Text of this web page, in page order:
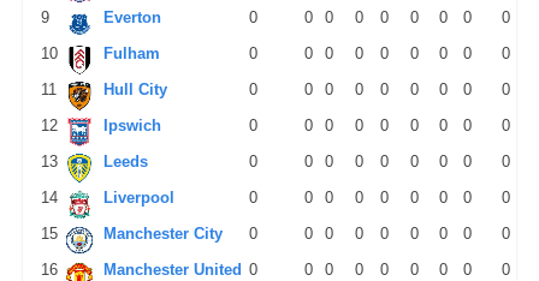
9 Everton 0 0 0 0 0 0 0 0
0
10
Fulham 0 0 0 0 0 0 0 0
0
11
Hull City 0 0 0 0 0 0 0 0
0
12
Ipswich 0 0 0 0 0 0 0 0
0
13
Leeds 0 0 0 0 0 0 0 0
0
14
Liverpool 0 0 0 0 0 0 0 0
0
15
Manchester City 0 0 0 0 0 0 0 0
0
16
Manchester United 0 0 0 0 0 0 0 0
0